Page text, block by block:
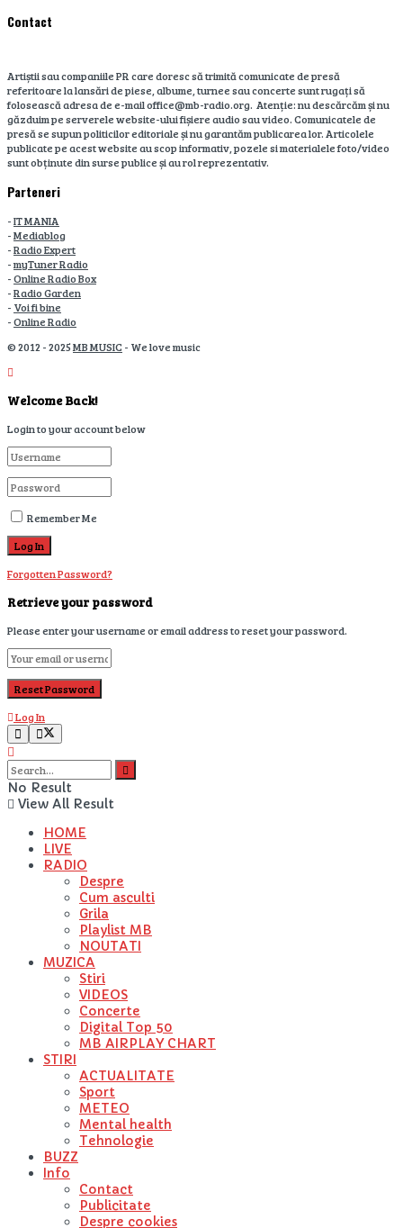
Contact
Artiștii sau companiile PR care doresc să trimită comunicate de presă
referitoare la lansări de piese, albume, turnee sau concerte sunt rugați să
folosească adresa de e-mail office@mb-radio.org. Atenție: nu descărcăm și nu
găzduim pe serverele website-ului fișiere audio sau video. Comunicatele de
presă se supun politicilor editoriale și nu garantăm publicarea lor. Articolele
publicate pe acest website au scop informativ, pozele si materialele foto/video
sunt obținute din surse publice și au rol reprezentativ.
Parteneri
-IT MANIA
-Mediablog
-Radio Expert
-myTuner Radio
-Online Radio Box
-Radio Garden
- Voi fi bine
-Online Radio
© 2012 - 2025MB MUSIC- We love music
Welcome Back!
Login to your account below
Remember Me
Forgotten Password?
Retrieve your password
Please enter your username or email address to reset your password.
Log In
No Result
View All Result
HOME
LIVE
RADIO
Despre
Cum asculti
Grila
Playlist MB
NOUTATI
MUZICA
Stiri
VIDEOS
Concerte
Digital Top 50
MB AIRPLAY CHART
STIRI
ACTUALITATE
Sport
METEO
Mental health
Tehnologie
BUZZ
Info
Contact
Publicitate
Despre cookies